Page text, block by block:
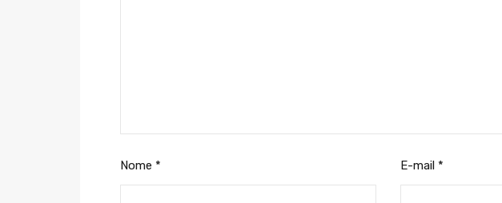
Nome * E-mail *